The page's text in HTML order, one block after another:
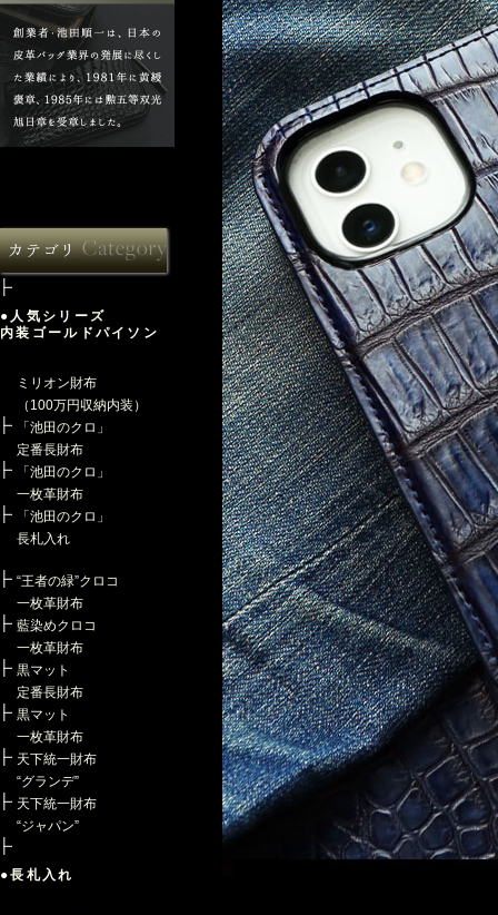
●人気シリーズ
内装ゴールドパイソン
ミリオン財布
（100万円収納内装）
「池田のクロ」
定番長財布
「池田のクロ」
一枚革財布
「池田のクロ」
長札入れ
“王者の緑”クロコ
一枚革財布
藍染めクロコ
一枚革財布
黒マット
定番長財布
黒マット
一枚革財布
天下統一財布
“グランデ”
天下統一財布
“ジャパン”
●長札入れ